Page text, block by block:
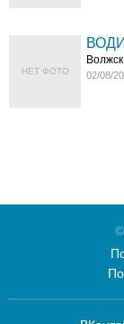
НЕТ ФОТО
Волжск
02/08/